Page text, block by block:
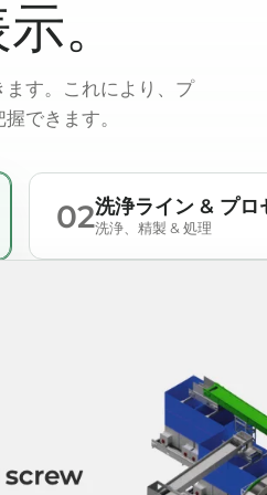
。
す。これにより、プ
できます。
02洗浄ライン & プロ
洗浄、精製 & 処理